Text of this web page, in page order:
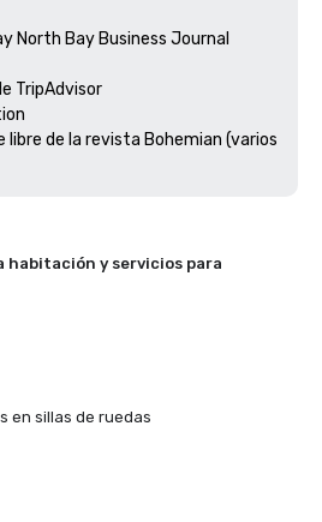
North Bay Business Journal
TripAdvisor
libre de la revista Bohemian (varios
habitación y servicios para
en sillas de ruedas